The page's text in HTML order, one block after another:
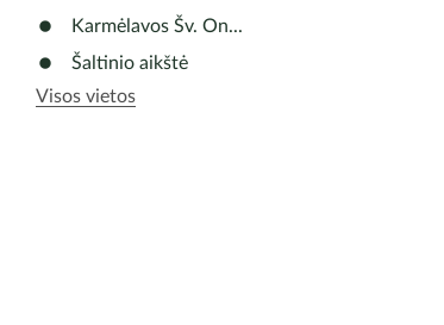
Karmėlavos Šv. On...
Šaltinio aikštė
Visos vietos